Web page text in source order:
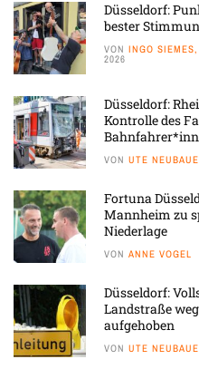
Düsseldorf:
bester
VON INGO
2026
Düsseldorf:
Kontrolle des
VON UTE
Fortuna
Mannheim zu
Niederlage
VON ANNE VOGEL
Düsseldorf:
Landstraße
aufgehoben
VON UTE